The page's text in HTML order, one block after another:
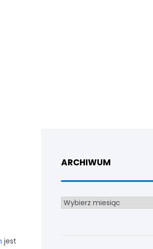
jest
ARCHIWUM
Archiwum